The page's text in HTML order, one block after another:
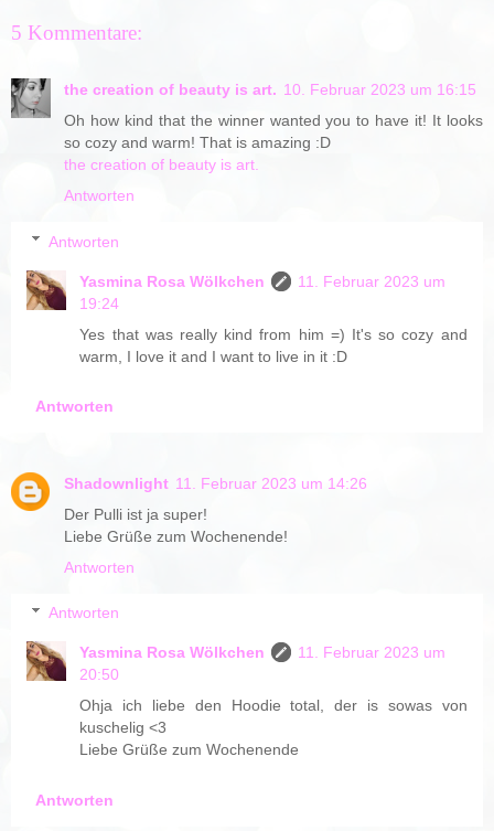
5 Kommentare:
the creation of beauty is art. 10. Februar 2023 um 16:15
Oh how kind that the winner wanted you to have it! It looks
so cozy and warm! That is amazing :D
the creation of beauty is art.
Antworten
Antworten
Yasmina Rosa Wölkchen
11. Februar 2023 um
19:24
Yes that was really kind from him =) It's so cozy and
warm, I love it and I want to live in it :D
Antworten
Shadownlight 11. Februar 2023 um 14:26
Der Pulli ist ja super!
Liebe Grüße zum Wochenende!
Antworten
Antworten
Yasmina Rosa Wölkchen
11. Februar 2023 um
20:50
Ohja ich liebe den Hoodie total, der is sowas von
kuschelig <3
Liebe Grüße zum Wochenende
Antworten